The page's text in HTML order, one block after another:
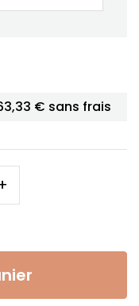
€ sans frais